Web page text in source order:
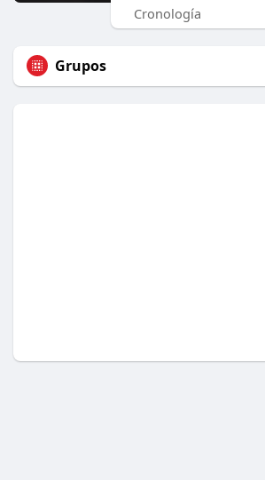
Cronología
Grupos